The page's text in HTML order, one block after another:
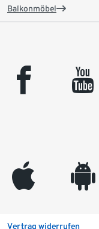
Balkonmöbel
facebook youtube
appleinc android
Vertrag widerrufen